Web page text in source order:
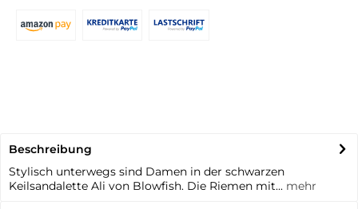
Beschreibung
Stylisch unterwegs sind Damen in der schwarzen
Keilsandalette Ali von Blowfish. Die Riemen mit... mehr